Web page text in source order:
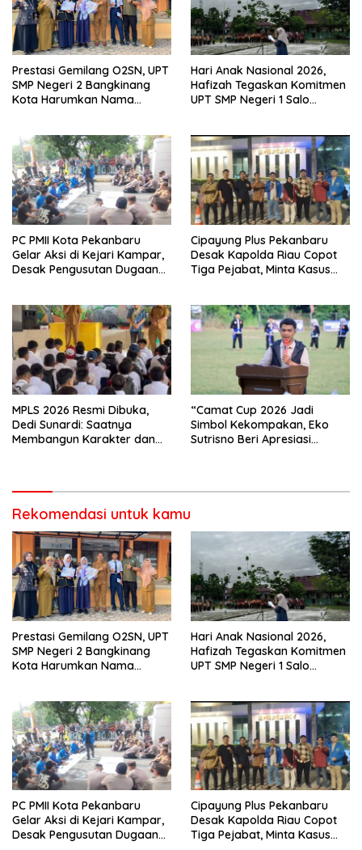
Prestasi Gemilang O2SN, UPT
SMP Negeri 2 Bangkinang
Kota Harumkan Nama
Hari Anak Nasional 2026,
Hafizah Tegaskan Komitmen
UPT SMP Negeri 1 Salo
PC PMII Kota Pekanbaru
Gelar Aksi di Kejari Kampar,
Desak Pengusutan Dugaan
Cipayung Plus Pekanbaru
Desak Kapolda Riau Copot
Tiga Pejabat, Minta Kasus
MPLS 2026 Resmi Dibuka,
Dedi Sunardi: Saatnya
Membangun Karakter dan
“Camat Cup 2026 Jadi
Simbol Kekompakan, Eko
Sutrisno Beri Apresiasi
Rekomendasi untuk kamu
Prestasi Gemilang O2SN, UPT
SMP Negeri 2 Bangkinang
Kota Harumkan Nama
Hari Anak Nasional 2026,
Hafizah Tegaskan Komitmen
UPT SMP Negeri 1 Salo
PC PMII Kota Pekanbaru
Gelar Aksi di Kejari Kampar,
Desak Pengusutan Dugaan
Cipayung Plus Pekanbaru
Desak Kapolda Riau Copot
Tiga Pejabat, Minta Kasus